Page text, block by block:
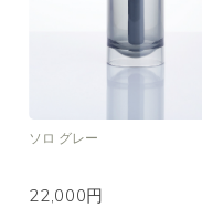
ソロ グレー
22,000円